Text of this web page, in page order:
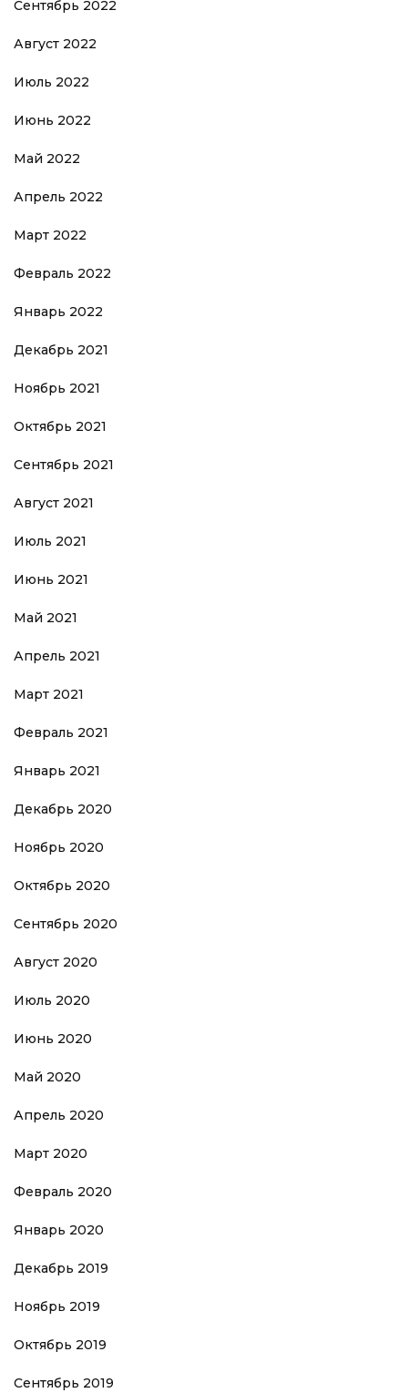
Сентябрь 2022
Август 2022
Июль 2022
Июнь 2022
Май 2022
Апрель 2022
Март 2022
Февраль 2022
Январь 2022
Декабрь 2021
Ноябрь 2021
Октябрь 2021
Сентябрь 2021
Август 2021
Июль 2021
Июнь 2021
Май 2021
Апрель 2021
Март 2021
Февраль 2021
Январь 2021
Декабрь 2020
Ноябрь 2020
Октябрь 2020
Сентябрь 2020
Август 2020
Июль 2020
Июнь 2020
Май 2020
Апрель 2020
Март 2020
Февраль 2020
Январь 2020
Декабрь 2019
Ноябрь 2019
Октябрь 2019
Сентябрь 2019